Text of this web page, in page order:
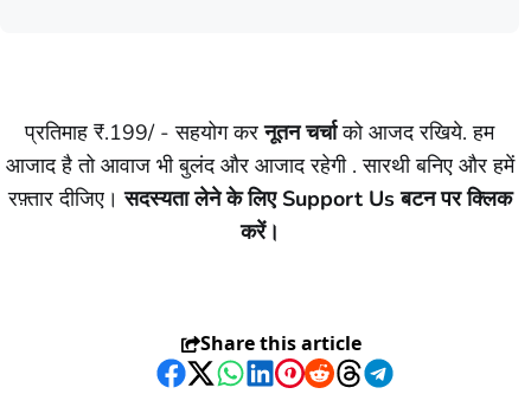
प्रतिमाह ₹.199/ - सहयोग करनूतन चर्चाको आजद रखिये. हम
आजाद है तो आवाज भी बुलंद और आजाद रहेगी . सारथी बनिए और हमें
रफ़्तार दीजिए।सदस्यता लेने के लिए Support Us बटन पर क्लिक
करें।
Share this article
Facebook
TwitterWhatsApp
LinkedInPinterest
RedditThreadsTelegram